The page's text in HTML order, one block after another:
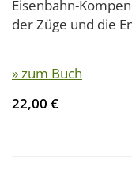
Eisenbahn-
der Züge und die
» zum Buch
22,00 €